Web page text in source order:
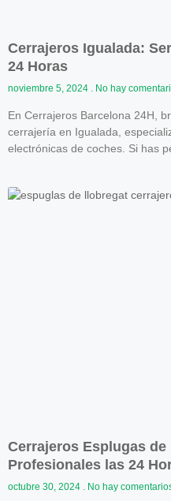
Cerrajeros Igualada:
24 Horas
noviembre 5, 2024 No hay
En Cerrajeros Barcelona 24H,
cerrajería en Igualada,
electrónicas de coches. Si has
Cerrajeros Esplugas
Profesionales las 24
octubre 30, 2024 No hay